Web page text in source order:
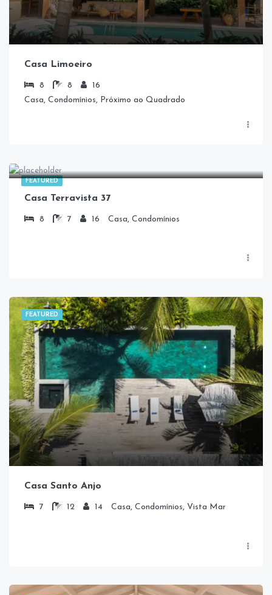
Casa Limoeiro
8 8
16
Casa, Condomínios, Próximo ao Quadrado
FEATURED
Casa Terravista 37
8 7 16 Casa, Condomínios
FEATURED
Casa Santo Anjo
7 12 14 Casa, Condomínios, Vista Mar